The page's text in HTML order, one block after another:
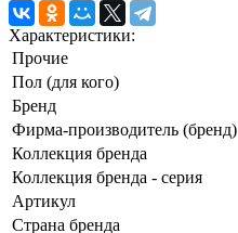
Характеристики:
Прочие
Пол (для кого)
Бренд
Фирма-производитель (бренд)
Коллекция бренда
Коллекция бренда - серия
Артикул
Страна бренда